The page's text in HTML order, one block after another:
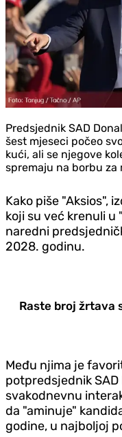
Predsjednik SAD
šest mjeseci počeo
kući, ali se njegove
spremaju na borbu za
Kako piše "Aksios",
koji su već krenuli u
naredni
2028. godinu.
Raste broj žrtava
Među njima je
potpredsjednik
svakodnevnu
da "aminuje"
godine, u najboljoj